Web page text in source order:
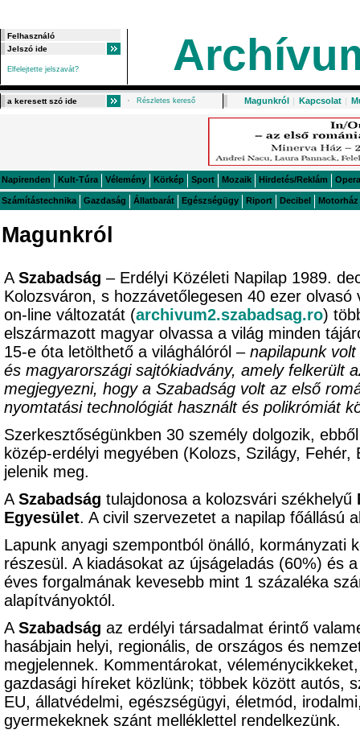
Elfelejtette jelszavát?
Részletes kereső Magunkról | Kapcsolat |
Napirenden Kult-Túra Vélemény Körkép Sport Mozaik Hirdetés/Reklám Opera
Számítástechnika Gazdaság Állatbarát Egészségügy Riport Decibel Motorház
Magunkról
A Szabadság – Erdélyi Közéleti Napilap 1989.
Kolozsváron, s hozzávetőlegesen 40 ezer
on-line változatát (archivum2.szabadsag.ro)
elszármazott magyar olvassa a világ minden
15-e óta letölthető a világhálóról – napilapunk
és magyarországi sajtókiadvány, amely felkerült
megjegyezni, hogy a Szabadság volt az első
nyomtatási technológiát használt és polikrómiát
Szerkesztőségünkben 30 személy dolgozik,
közép-erdélyi megyében (Kolozs, Szilágy,
jelenik meg.
A Szabadság tulajdonosa a kolozsvári székhelyű
Egyesület. A civil szervezetet a napilap főállású
Lapunk anyagi szempontból önálló, kormányzati
részesül. A kiadásokat az újságeladás (60%) és
éves forgalmának kevesebb mint 1 százaléka
alapítványoktól.
A Szabadság az erdélyi társadalmat érintő
hasábjain helyi, regionális, de országos és
megjelennek. Kommentárokat,
gazdasági híreket közlünk; többek között autós,
EU, állatvédelmi, egészségügyi, életmód,
gyermekeknek szánt melléklettel rendelkezünk.